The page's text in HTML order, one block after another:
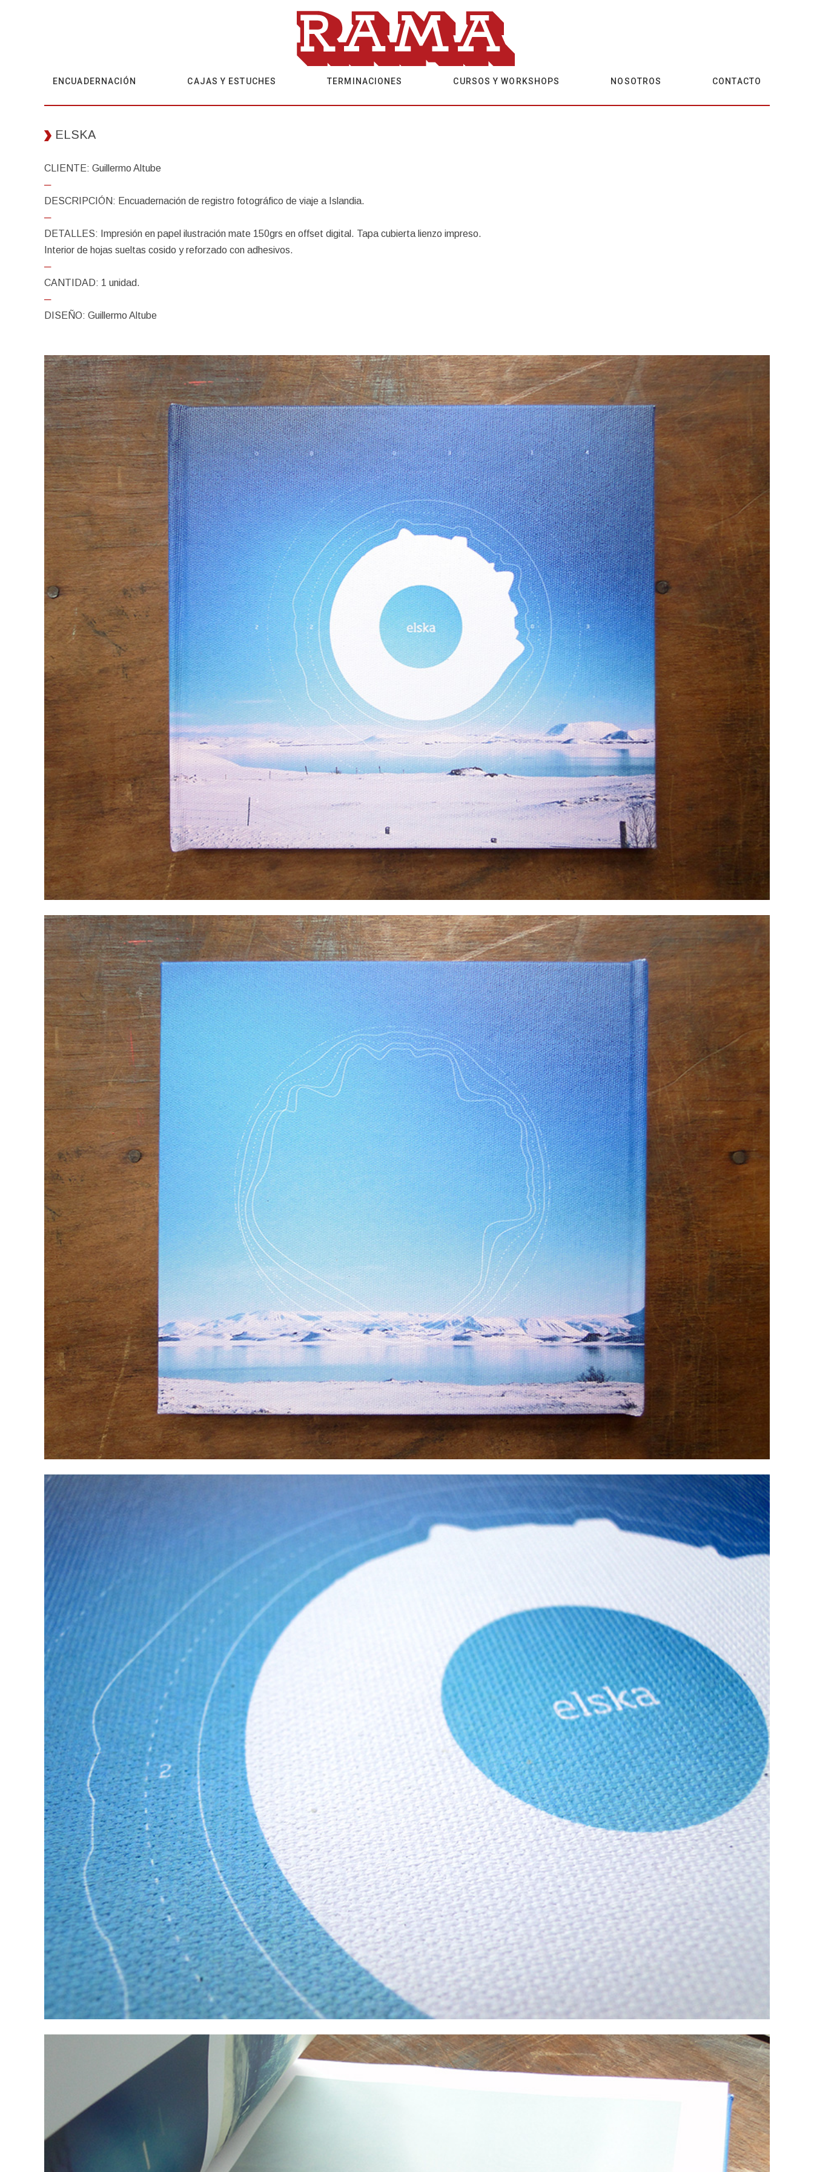
ENCUADERNACIÓN CAJAS Y ESTUCHES TERMINACIONES CURSOS Y WORKSHOPS NOSOTROS CONTACTO
ELSKA
CLIENTE: Guillermo Altube
─
DESCRIPCIÓN: Encuadernación de registro fotográfico de viaje a Islandia.
─
DETALLES: Impresión en papel ilustración mate 150grs en offset digital. Tapa cubierta lienzo impreso.
Interior de hojas sueltas cosido y reforzado con adhesivos.
─
CANTIDAD: 1 unidad.
─
DISEÑO: Guillermo Altube